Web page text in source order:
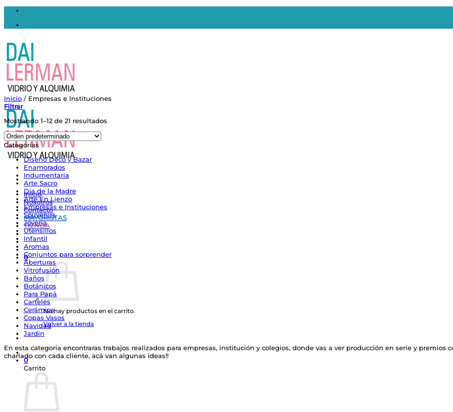
Saltar
contenido
Inicio
Nosotros
Contacto
MAYORISTAS
TIENDA
0
No hay productos en el carrito.
Volver a la tienda
0
Carrito
Inicio / Empresas e Instituciones
Filtrar
Mostrando 1–12 de 21 resultados
Categorias
Diseño Deco y Bazar
Enamorados
Indumentaria
Arte Sacro
Día de la Madre
Arte En Lienzo
Empresas e Instituciones
Souvenirs
Joyería
Utensillos
Infantil
Aromas
Conjuntos para sorprender
Aberturas
Vitrofusión
Baños
Botánicos
Para Papá
Carteles
Cerámica
Copas Vasos
Navidad
Jardín
En esta categoría encontraras trabajos realizados para empresas, institución y colegios, donde vas a ver producción en serie y premios
charlado con cada cliente, acá van algunas ideas!!